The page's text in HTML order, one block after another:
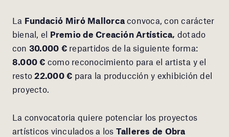
La Fundació Miró Mallorca convoca, con carácter
bienal, el Premio de Creación Artística, dotado
con 30.000 €repartidos de la siguiente forma:
8.000 € como reconocimiento para el artista y el
resto 22.000 € para la producción y exhibición del
proyecto.
La convocatoria quiere potenciar los proyectos
artísticos vinculados a los Talleres de Obra